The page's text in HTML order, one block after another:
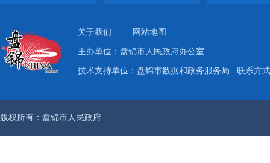
关于我们 网站地图
主办单位：盘锦市人民政府办公室
技术支持单位：盘锦市数据和政务服务局 联系方
版权所有：盘锦市人民政府